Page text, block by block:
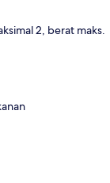
2, berat maks.